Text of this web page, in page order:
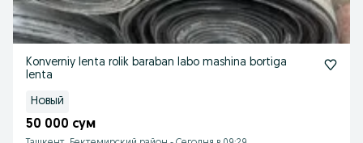
Konverniy lenta rolik baraban labo mashina bortiga
lenta
Новый
50 000 сум